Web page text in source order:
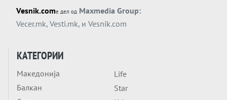
Вечер тема
ДЛАБОКО УДОЛУ: Сметководствените
трикови што го соборија ЕНРОН ги
Вечер тема
Vesnik.comе дел од Maxmedia Group:
Vecer.mk, Vesti.mk, и Vesnik.com
КАТЕГОРИИ
Македонија
Балкан
Life
Star